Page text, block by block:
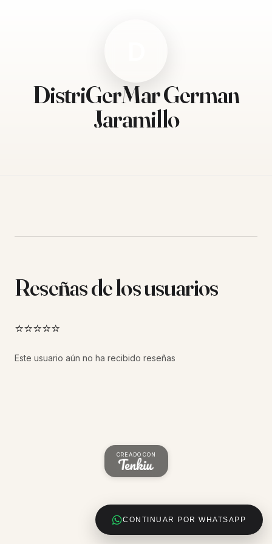
DistriGerMar German
Jaramillo
CONTINUAR POR WHATSAPP
Reseñas de los usuarios
⭐⭐⭐⭐⭐
Este usuario aún no ha recibido reseñas
CREADO CON